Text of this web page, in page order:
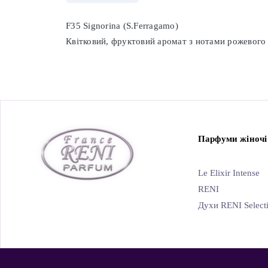
F35 Signorina (S.Ferragamo)
Квітковий, фруктовий аромат з нотами
Парфуми жіночі
Le Elixir Intense
RENI
Духи RENI